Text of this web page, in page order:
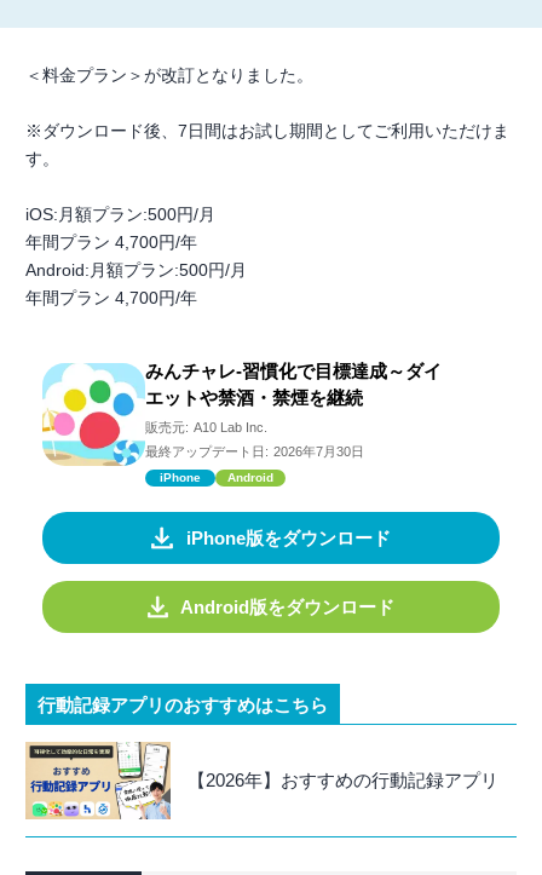
＜料金プラン＞が改訂となりました。
※ダウンロード後、7日間はお試し期間としてご利用いただけま
す。
iOS:月額プラン:500円/月
年間プラン 4,700円/年
Android:月額プラン:500円/月
年間プラン 4,700円/年
みんチャレ-習慣化で目標達成～ダイ
エットや禁酒・禁煙を継続
販売元: A10 Lab Inc.
最終アップデート日: 2026年7月30日
iPhone Android
iPhone版をダウンロード
Android版をダウンロード
行動記録アプリのおすすめはこちら
【2026年】おすすめの行動記録アプリ